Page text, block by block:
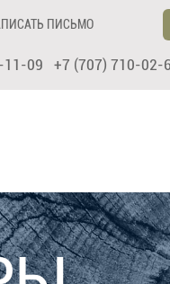
ПИСЬМО
09 +7 (707) 710-02-